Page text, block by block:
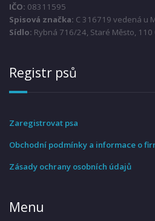
IČO: 08311595
Spisová značka: C 316719 vedená u
Sídlo: Rybná 716/24, Staré Město, 110
Registr psů
Zaregistrovat psa
Obchodní podmínky a informace o
Zásady ochrany osobních údajů
Menu